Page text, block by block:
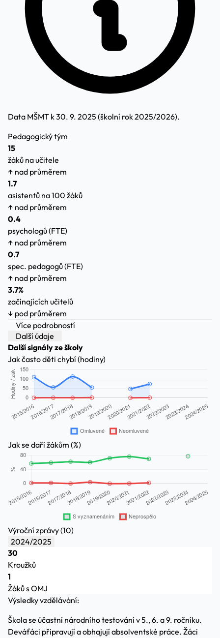
Data MŠMT k 30. 9. 2025 (školní rok 2025/2026).
Pedagogický tým
15
žáků na učitele
↑ nad průměrem
1.7
asistentů na 100 žáků
↑ nad průměrem
0.4
psychologů (FTE)
↑ nad průměrem
0.7
spec. pedagogů (FTE)
↑ nad průměrem
3.7%
začínajících učitelů
↓ pod průměrem
Více podrobností
Další údaje
Další signály ze školy
Jak často děti chybí (hodiny)
Jak se daří žákům (%)
Výroční zprávy (10)
2024/2025
30
Kroužků
1
Žáků s OMJ
Výsledky vzdělávání:
Škola se účastní národního testování v 5., 6. a 9. ročníku.
Deváťáci připravují a obhajují absolventské práce. Žáci